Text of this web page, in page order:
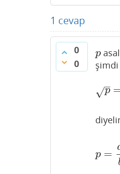
1 cevap
0
0
p
p
şimdi
p
–
√
p =
p =a 2